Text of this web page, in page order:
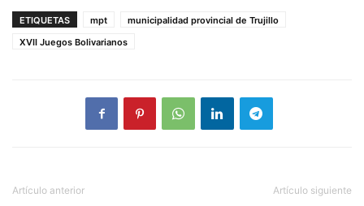
ETIQUETAS mpt
municipalidad provincial de Trujillo
XVII Juegos Bolivarianos
Artículo anterior Artículo siguiente